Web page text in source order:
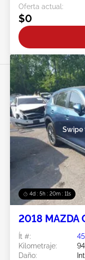
Oferta actual:
$0
4d : 5h : 20m : 08s
Swipe
2018 MAZDA
Ít #:
Kilometraje:
Daño: